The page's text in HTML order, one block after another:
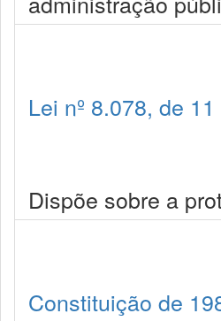
Lei nº 8.078, de
Dispõe sobre a
Constituição de